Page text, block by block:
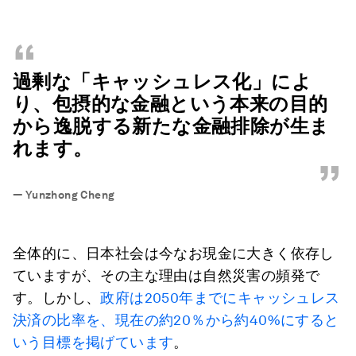
“
過剰な「キャッシュレス化」によ
り、包摂的な金融という本来の目的
から逸脱する新たな金融排除が生ま
れます。
”
— Yunzhong Cheng
全体的に、日本社会は今なお現金に大きく依存し
ていますが、その主な理由は自然災害の頻発で
す。しかし、政府は2050年までにキャッシュレス
決済の比率を、現在の約20％から約40%にすると
いう目標を掲げています。